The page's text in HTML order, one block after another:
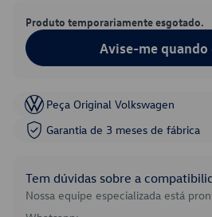
Produto temporariamente esgotado.
Avise-me quando
Peça Original Volkswagen
Garantia de 3 meses de fábrica
Tem dúvidas sobre a
Nossa equipe especializada está